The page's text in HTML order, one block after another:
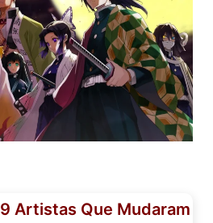
9 Artistas Que Mudaram